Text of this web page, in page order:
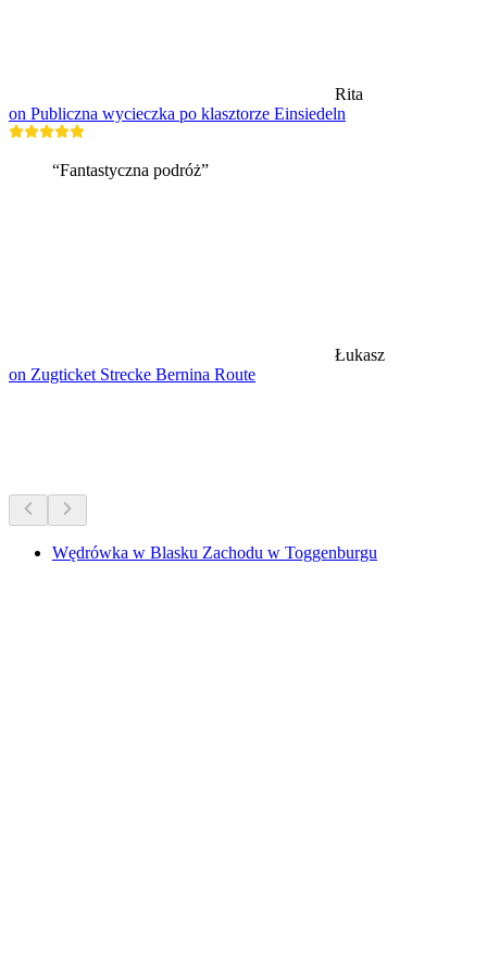
Rita
on Publiczna wycieczka po klasztorze Einsiedeln
“Fantastyczna podróż”
Łukasz
on Zugticket Strecke Bernina Route
Wędrówka w Blasku Zachodu w Toggenburgu